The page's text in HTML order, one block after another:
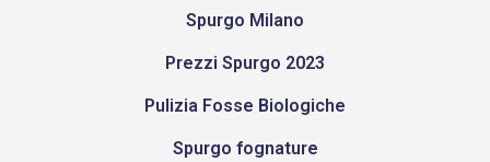
Spurgo Milano
Prezzi Spurgo 2023
Pulizia Fosse Biologiche
Spurgo fognature